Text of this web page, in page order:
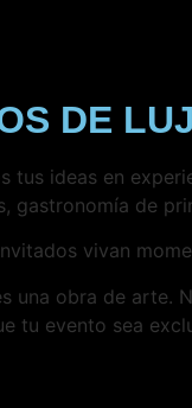
DE
tus ideas en
gastronomía de
vivan
una obra de arte.
tu evento sea